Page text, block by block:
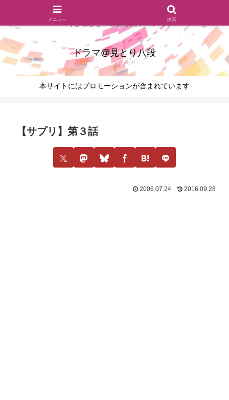
ドラマのシーンとセリフを切り取ったあらすじレビュー(復習ネタ
バレ)と感想を中心としたブログです
ドラマ@見とり八段
本サイトにはプロモーションが含まれています
【サプリ】第３話
2006.07.24 2016.09.28
メニュー 検索